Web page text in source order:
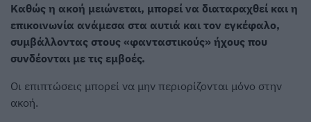
Καθώς η ακοή μειώνεται, μπορεί να διαταραχθεί και η
επικοινωνία ανάμεσα στα αυτιά και τον εγκέφαλο,
συμβάλλοντας στους «φανταστικούς» ήχους που
συνδέονται με τις εμβοές.
Οι επιπτώσεις μπορεί να μην περιορίζονται μόνο στην
ακοή.